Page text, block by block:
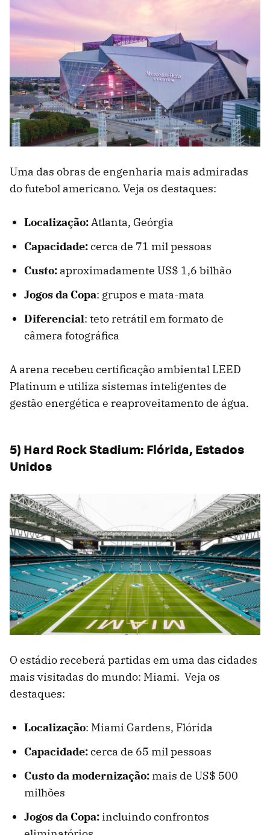
Uma das obras de engenharia mais admiradas
do futebol americano. Veja os destaques:
Localização:Atlanta, Geórgia
Capacidade:cerca de 71 mil pessoas
Custo: aproximadamente US$ 1,6 bilhão
Jogos da Copa: grupos e mata-mata
Diferencial: teto retrátil em formato de
câmera fotográfica
A arena recebeu certificação ambiental LEED
Platinum e utiliza sistemas inteligentes de
gestão energética e reaproveitamento de água.
5) Hard Rock Stadium: Flórida, Estados
Unidos
O estádio receberá partidas em uma das cidades
mais visitadas do mundo: Miami. Veja os
destaques:
Localização: Miami Gardens, Flórida
Capacidade:cerca de 65 mil pessoas
Custo da modernização: mais de US$ 500
milhões
Jogos da Copa: incluindo confrontos